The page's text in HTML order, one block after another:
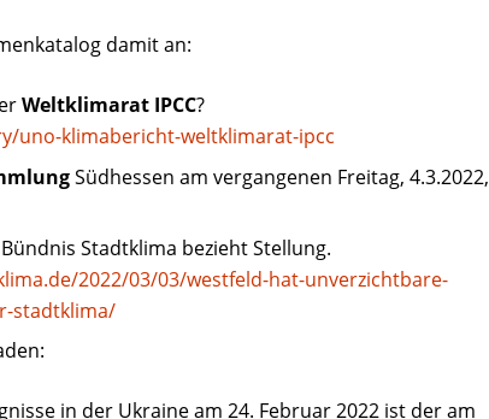
damit an:
Weltklimarat IPCC?
uno-klimabericht-weltklimarat-ipcc
Südhessen am vergangenen Freitag, 4.3.2022,
Stadtklima bezieht Stellung.
2022/03/03/westfeld-hat-unverzichtbare-
stadtklima/
in der Ukraine am 24. Februar 2022 ist der am